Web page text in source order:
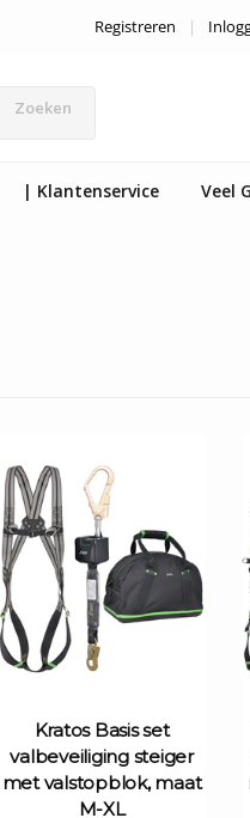
|
Registreren
Zoeken
| Klantenservice Veel
Kratos Basis set
valbeveiliging steiger
met valstopblok, maat
M-XL